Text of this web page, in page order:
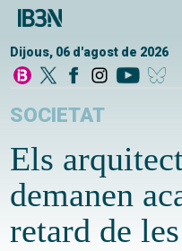
Dijous, 06 d'agost de 2026
SOCIETAT
Els
demanen
retard de